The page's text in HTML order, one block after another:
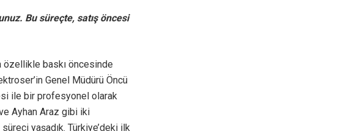
Bu süreçte, satış öncesi
özellikle baskı öncesinde
Genel Müdürü Öncü
ile bir profesyonel olarak
Ayhan Araz gibi iki
yaşadık. Türkiye’deki ilk